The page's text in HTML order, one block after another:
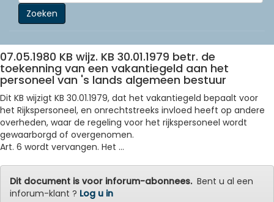
Zoeken
07.05.1980 KB wijz. KB 30.01.1979 betr. de
toekenning van een vakantiegeld aan het
personeel van 's lands algemeen bestuur
Dit KB wijzigt KB 30.01.1979, dat het vakantiegeld bepaalt voor
het Rijkspersoneel, en onrechtstreeks invloed heeft op andere
overheden, waar de regeling voor het rijkspersoneel wordt
gewaarborgd of overgenomen.
Art. 6 wordt vervangen. Het ...
Dit document is voor inforum-abonnees.Bent u al een
inforum-klant ? Log u in